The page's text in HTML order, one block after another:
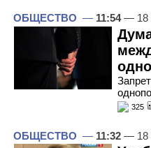
ОБЩЕСТВО — 11:54— 18
325
ОБЩЕСТВО — 11:32 — 18